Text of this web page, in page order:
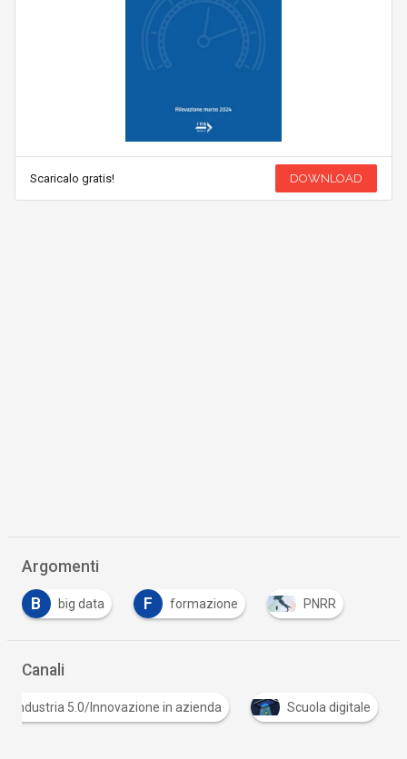
Scaricalo gratis! DOWNLOAD
Argomenti
B big data F formazione PNRR
Canali
Industria 5.0/Innovazione in azienda Scuola